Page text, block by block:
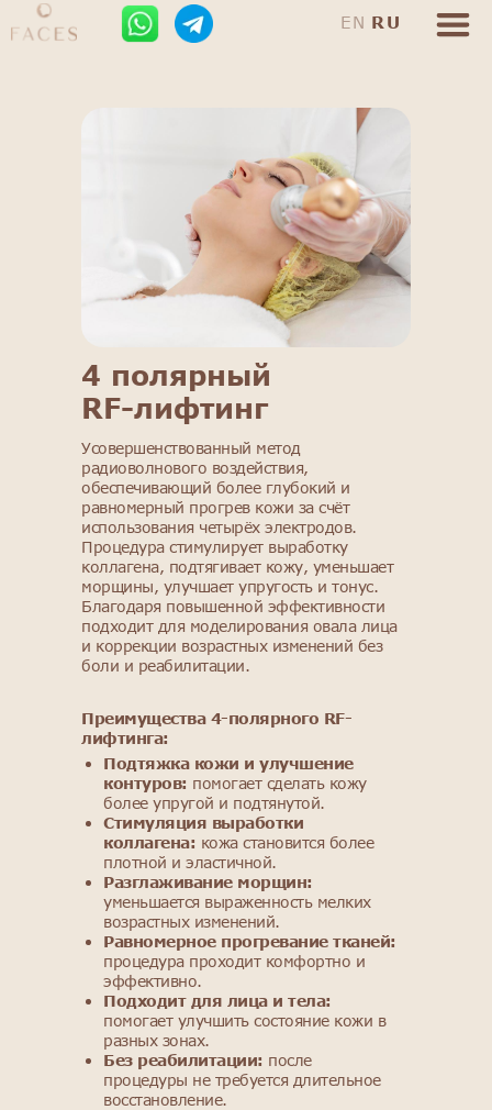
RU
EN
4 полярный
RF-лифтинг
Подтяжка кожи и улучшение
контуров: помогает сделать кожу
более упругой и подтянутой.
Стимуляция выработки
коллагена: кожа становится более
плотной и эластичной.
Разглаживание морщин:
уменьшается выраженность мелких
возрастных изменений.
Равномерное прогревание тканей:
процедура проходит комфортно и
эффективно.
Подходит для лица и тела:
помогает улучшить состояние кожи в
разных зонах.
Без реабилитации: после
процедуры не требуется длительное
восстановление.
Усовершенствованный метод
радиоволнового воздействия,
обеспечивающий более глубокий и
равномерный прогрев кожи за счёт
использования четырёх электродов.
Процедура стимулирует выработку
коллагена, подтягивает кожу, уменьшает
морщины, улучшает упругость и тонус.
Благодаря повышенной эффективности
подходит для моделирования овала лица
и коррекции возрастных изменений без
боли и реабилитации.
Преимущества 4-полярного RF-
лифтинга: